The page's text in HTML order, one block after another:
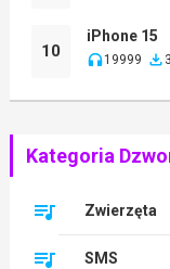
10
iPhone 15
19999
Kategoria
Zwierzęta
SMS